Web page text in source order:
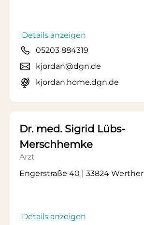
Details anzeigen
05203 884319
kjordan@dgn.de
kjordan.home.dgn.de
Dr. med. Sigrid Lübs-
Merschhemke
Arzt
Engerstraße 40 | 33824 Werther
Details anzeigen